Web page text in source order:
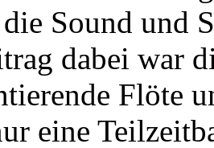
Sound und
dabei war
Flöte
eine